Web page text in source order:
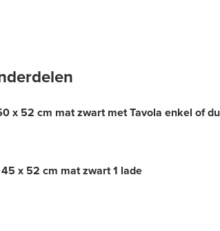
x 52 cm mat zwart met Tavola enkel of
x 52 cm mat zwart 1 lade